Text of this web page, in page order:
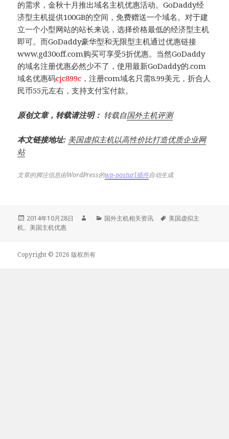
的需求，金秋十月推出域名主机优惠活动。GoDaddy经
济型主机提供100GB的空间，免费赠送一个域名。对于建
立一个小型网站的站长来说，选择价格最低的经济型主机
即可。而GoDaddy豪华型和无限型主机通过优惠链接
www.gd30off.com购买可享受5折优惠。当然GoDaddy
的域名注册优惠必然少不了，使用最新GoDaddy的.com
域名优惠码cjc899c ，注册com域名只需8.99美元，折合人
民币55元左右，支持支付宝付款。
原创文章，转载请注明： 转载自国外主机评测
本文链接地址: 美国虚拟主机以高性价比打造优质企业网
站
文章的脚注信息由WordPress的wp-posturl插件自动生成
发
布
2014年10月28日
分
国外主机相关资讯
标
美国虚拟主
机、美国主机优惠
Copyright © 2026 版权所有